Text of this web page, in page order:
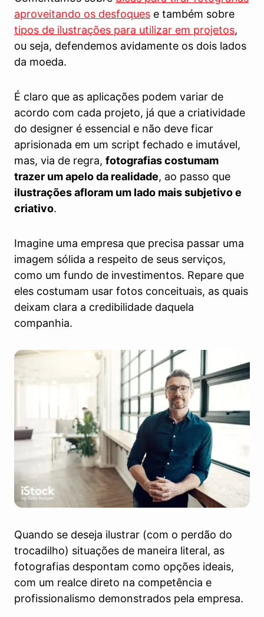
aproveitando os desfoques e também sobre
tipos de ilustrações para utilizar em projetos,
ou seja, defendemos avidamente os dois lados
da moeda.
É claro que as aplicações podem variar de
acordo com cada projeto, já que a criatividade
do designer é essencial e não deve ficar
aprisionada em um script fechado e imutável,
mas, via de regra, fotografias costumam
trazer um apelo da realidade, ao passo que
ilustrações afloram um lado mais subjetivo e
criativo.
Imagine uma empresa que precisa passar uma
imagem sólida a respeito de seus serviços,
como um fundo de investimentos. Repare que
eles costumam usar fotos conceituais, as quais
deixam clara a credibilidade daquela
companhia.
Quando se deseja ilustrar (com o perdão do
trocadilho) situações de maneira literal, as
fotografias despontam como opções ideais,
com um realce direto na competência e
profissionalismo demonstrados pela empresa.